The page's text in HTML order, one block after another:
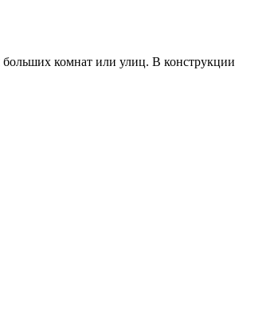
больших комнат или улиц. В конструкции